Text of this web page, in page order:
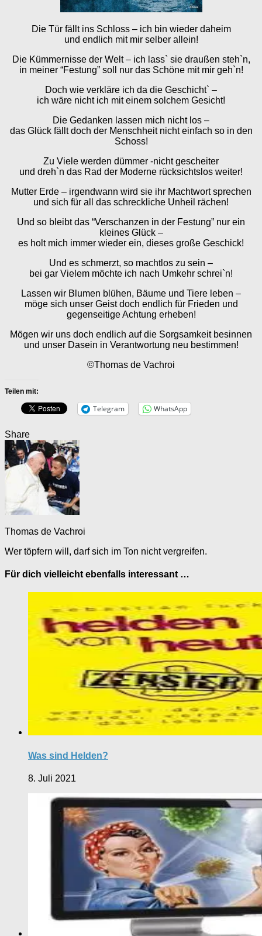
Die Tür fällt ins Schloss – ich bin wieder daheim
und endlich mit mir selber allein!
Die Kümmernisse der Welt – ich lass` sie draußen steh`n,
in meiner “Festung” soll nur das Schöne mit mir geh`n!
Doch wie verkläre ich da die Geschicht` –
ich wäre nicht ich mit einem solchem Gesicht!
Die Gedanken lassen mich nicht los –
das Glück fällt doch der Menschheit nicht einfach so in den
Schoss!
Zu Viele werden dümmer -nicht gescheiter
und dreh`n das Rad der Moderne rücksichtslos weiter!
Mutter Erde – irgendwann wird sie ihr Machtwort sprechen
und sich für all das schreckliche Unheil rächen!
Und so bleibt das “Verschanzen in der Festung” nur ein
kleines Glück –
es holt mich immer wieder ein, dieses große Geschick!
Und es schmerzt, so machtlos zu sein –
bei gar Vielem möchte ich nach Umkehr schrei`n!
Lassen wir Blumen blühen, Bäume und Tiere leben –
möge sich unser Geist doch endlich für Frieden und
gegenseitige Achtung erheben!
Mögen wir uns doch endlich auf die Sorgsamkeit besinnen
und unser Dasein in Verantwortung neu bestimmen!
©Thomas de Vachroi
Teilen mit:
Telegram WhatsApp
Share
Thomas de Vachroi
Wer töpfern will, darf sich im Ton nicht vergreifen.
Für dich vielleicht ebenfalls interessant …
Was sind Helden?
8. Juli 2021